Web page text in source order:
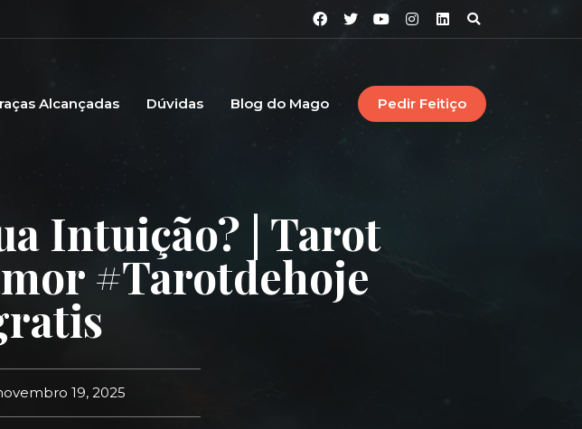
Alcançadas Dúvidas Blog do Mago Pedir Feitiço
Intuição? | Tarot
#tarotdehoje
19, 2025